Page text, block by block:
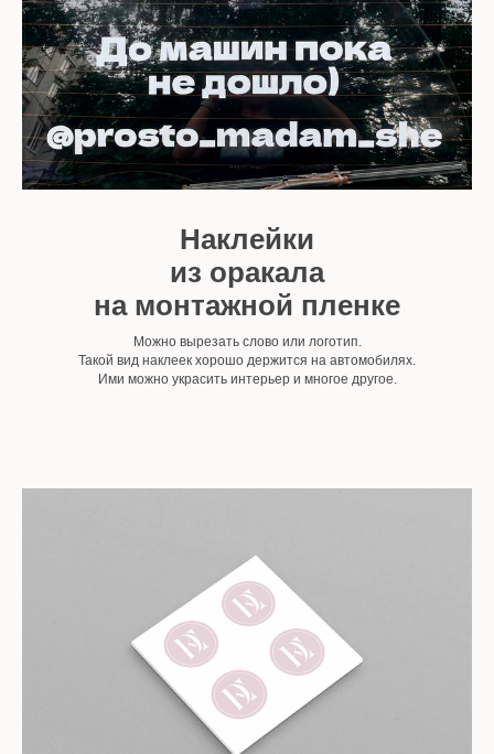
Наклейки
из оракала
на монтажной пленке
Можно вырезать слово или логотип.
Такой вид наклеек хорошо держится на автомобилях.
Ими можно украсить интерьер и многое другое.